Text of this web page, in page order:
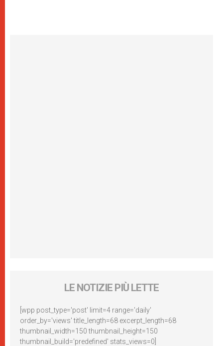
LE NOTIZIE PIÙ LETTE
[wpp post_type='post' limit=4 range='daily'
order_by='views' title_length=68 excerpt_length=68
thumbnail_width=150 thumbnail_height=150
thumbnail_build='predefined' stats_views=0]